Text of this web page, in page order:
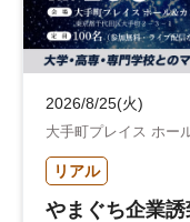
2026/8/25(火)
大手町プレイス ホー
リアル
やまぐち企業